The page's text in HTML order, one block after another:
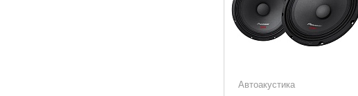
Автоакустика